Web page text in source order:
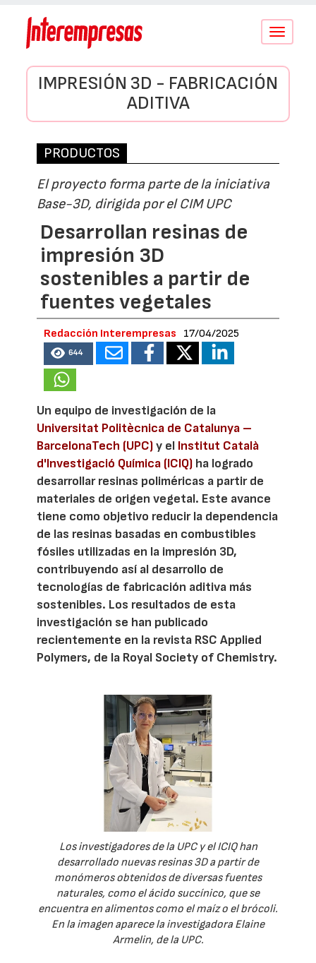
Conmutar
IMPRESIÓN 3D - FABRICACIÓN
ADITIVA
PRODUCTOS
El proyecto forma parte de la iniciativa
Base-3D, dirigida por el CIM UPC
Desarrollan resinas de
impresión 3D
sostenibles a partir de
fuentes vegetales
Redacción Interempresas 17/04/2025
644
Un equipo de investigación de la
Universitat Politècnica de Catalunya –
BarcelonaTech (UPC)y el Institut Català
d'Investigació Química (ICIQ) ha logrado
desarrollar resinas poliméricas a partir de
materiales de origen vegetal. Este avance
tiene como objetivo reducir la dependencia
de las resinas basadas en combustibles
fósiles utilizadas en la impresión 3D,
contribuyendo así al desarrollo de
tecnologías de fabricación aditiva más
sostenibles. Los resultados de esta
investigación se han publicado
recientemente en la revista RSC Applied
Polymers, de la Royal Society of Chemistry.
Los investigadores de la UPC y el ICIQ han
desarrollado nuevas resinas 3D a partir de
monómeros obtenidos de diversas fuentes
naturales, como el ácido succínico, que se
encuentra en alimentos como el maíz o el brócoli.
En la imagen aparece la investigadora Elaine
Armelin, de la UPC.